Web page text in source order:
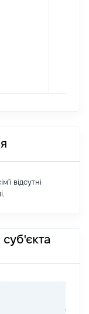
відсутні
ДАТА